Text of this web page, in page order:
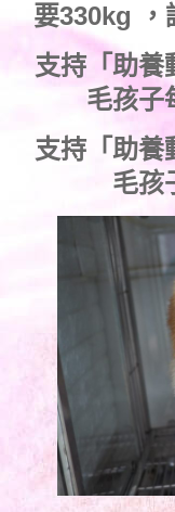
要330kg ，
支持 「助養
毛孩子
支持 「助養
毛孩